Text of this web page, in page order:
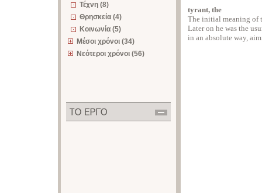
Τέχνη (8)
Θρησκεία (4)
Κοινωνία (5)
Μέσοι χρόνοι (34)
Νεότεροι χρόνοι (56)
tyrant, the
The initial meaning of
Later οn he was the
in an absolute way,